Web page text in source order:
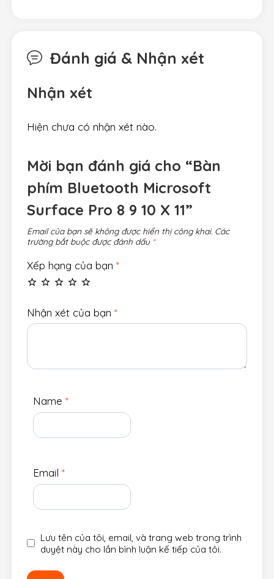
Đánh giá & Nhận xét
Nhận xét
Hiện chưa có nhận xét nào.
Mời bạn đánh giá cho “Bàn
phím Bluetooth Microsoft
Surface Pro 8 9 10 X 11”
Email của bạn sẽ không được hiển thị công khai. Các
trường bắt buộc được đánh dấu *
Xếp hạng của bạn *
Nhận xét của bạn *
Name *
Email *
Lưu tên của tôi, email, và trang web trong trình
duyệt này cho lần bình luận kế tiếp của tôi.